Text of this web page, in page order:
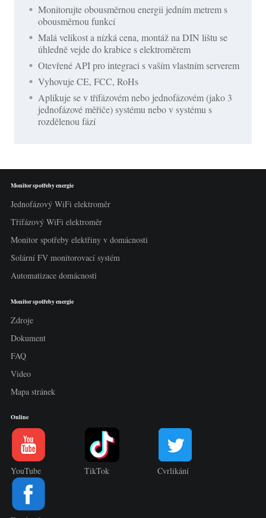
Monitorujte obousměrnou energii jedním metrem s
obousměrnou funkcí
Malá velikost a nízká cena, montáž na DIN lištu se
úhledně vejde do krabice s elektroměrem
Otevřené API pro integraci s vaším vlastním serverem
Vyhovuje CE, FCC, RoHs
Aplikuje se v třífázovém nebo jednofázovém (jako 3
jednofázové měřiče) systému nebo v systému s
rozdělenou fází
Monitor spotřeby energie
Jednofázový WiFi elektroměr
Třífázový WiFi elektroměr
Monitor spotřeby elektřiny v domácnosti
Solární FV monitorovací systém
Automatizace domácnosti
Monitor spotřeby energie
Zdroje
Dokument
FAQ
Video
Mapa stránek
Online
YouTube TikTok Cvrlikání